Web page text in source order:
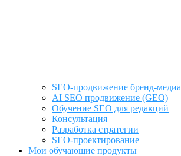
SEO-продвижение бренд-медиа
AI SEO продвижение (GEO)
Обучение SEO для редакций
Консультация
Разработка стратегии
SEO-проектирование
Мои обучающие продукты